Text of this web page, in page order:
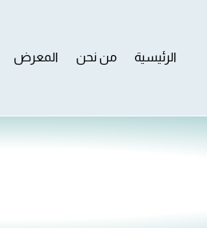
الرئيسية من نحن المعرض